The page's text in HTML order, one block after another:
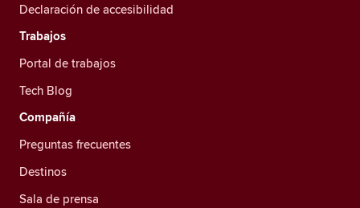
Declaración de accesibilidad
Trabajos
Portal de trabajos
Tech Blog
Compañía
Preguntas frecuentes
Destinos
Sala de prensa